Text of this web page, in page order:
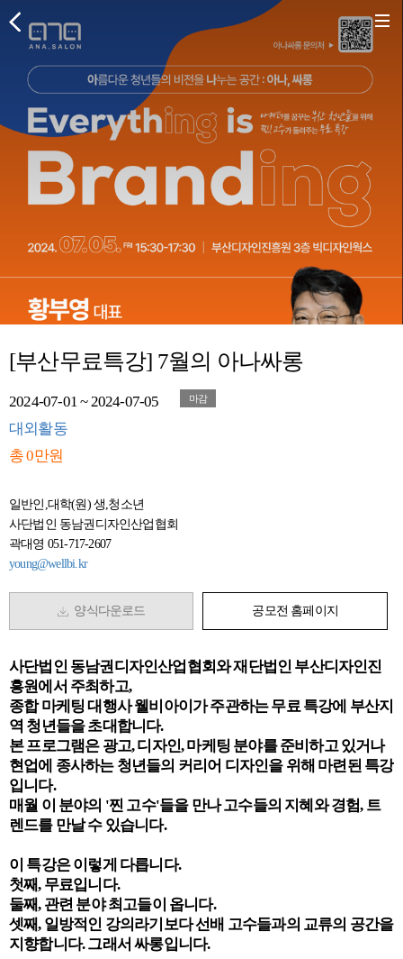
[부산무료특강] 7월의 아나싸롱
2024-07-01 ~ 2024-07-05 마감
대외활동
총 0만원
일반인,대학(원) 생,청소년
사단법인 동남권디자인산업협회
곽대영 051-717-2607
young@wellbi.kr
양식다운로드 공모전 홈페이지
사단법인 동남권디자인산업협회와 재단법인 부산디자인진
흥원에서 주최하고,
종합 마케팅 대행사 웰비아이가 주관하는 무료 특강에 부산지
역 청년들을 초대합니다.
본 프로그램은 광고, 디자인, 마케팅 분야를 준비하고 있거나
현업에 종사하는 청년들의 커리어 디자인을 위해 마련된 특강
입니다.
매월 이 분야의 '찐 고수'들을 만나 고수들의 지혜와 경험, 트
렌드를 만날 수 있습니다.
이 특강은 이렇게 다릅니다.
첫째, 무료입니다.
둘째, 관련 분야 최고들이 옵니다.
셋째, 일방적인 강의라기보다 선배 고수들과의 교류의 공간을
지향합니다. 그래서 싸롱입니다.